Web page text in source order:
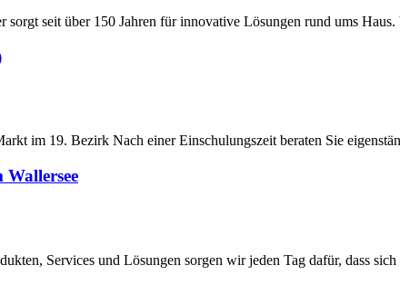
seit über 150 Jahren für innovative Lösungen rund ums
im 19. Bezirk Nach einer Einschulungszeit beraten Sie
Services und Lösungen sorgen wir jeden Tag dafür, dass